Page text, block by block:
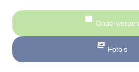
Onderwerpen
Foto’s